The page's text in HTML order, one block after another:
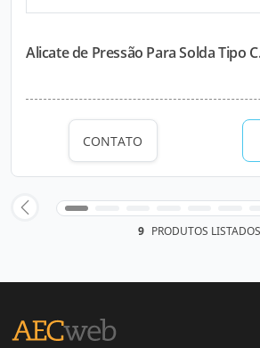
Alicate de Pressão Para Solda Tipo
CONTATO
9 PRODUTOS LISTADOS